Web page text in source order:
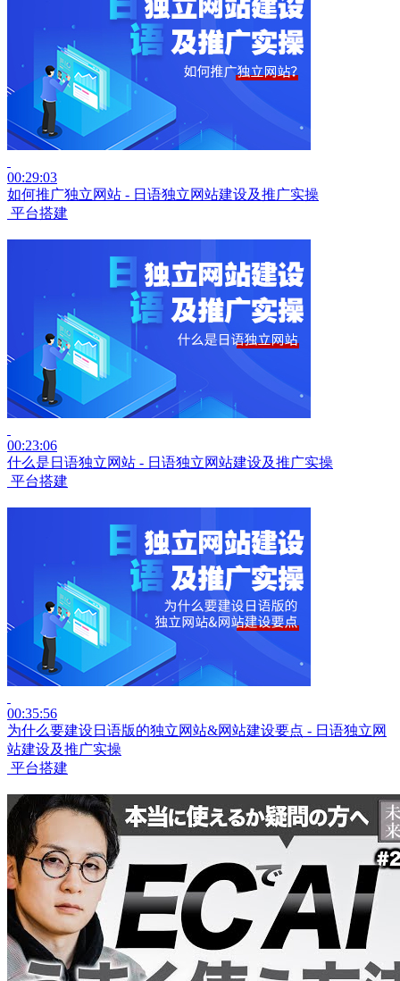
00:29:03
如何推广独立网站 - 日语独立网站建设及推广实操
平台搭建
00:23:06
什么是日语独立网站 - 日语独立网站建设及推广实操
平台搭建
00:35:56
为什么要建设日语版的独立网站&网站建设要点 - 日语独立网
站建设及推广实操
平台搭建